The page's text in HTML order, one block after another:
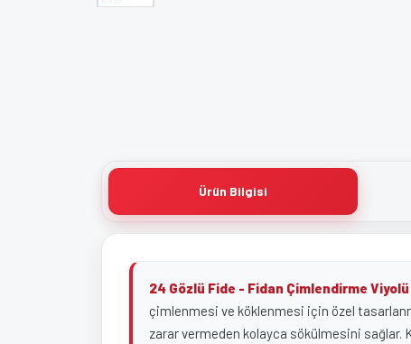
Ürün Bilgisi
24 Gözlü Fide - Fidan Çimlendirme Viyolü
çimlenmesi ve köklenmesi için özel
zarar vermeden kolayca sökülmesini